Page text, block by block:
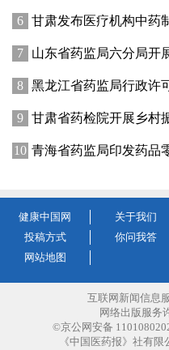
甘肃发布医疗机构中药制
山东省药监局六分局开展药品生产
黑龙江省药监局行政许可处
甘肃省药检院开展乡村
青海省药监局印发药品零售
健康中国网 关于我们
投稿方式
你问我答
网站地图
互联网新闻信息
网络出版服务
©京公网安备
《中国医药报》社有